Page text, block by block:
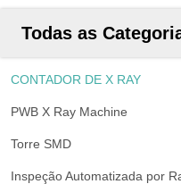
Todas as
CONTADOR DE X RAY
PWB X Ray Machine
Torre SMD
Inspeção Automatizada por